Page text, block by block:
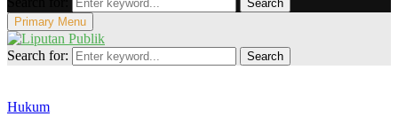
Search
Primary Menu
Search for: Search
Hukum